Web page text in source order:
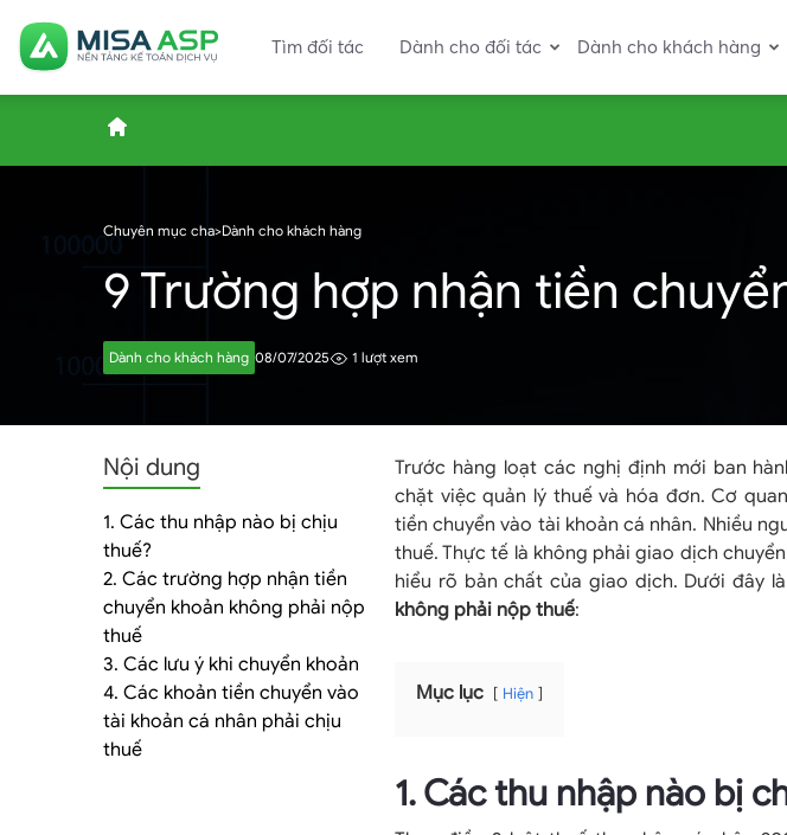
Tìm đối tác Dành cho đối tác Dành cho khách hàng
Chuyên mục cha>Dành cho khách hàng
9 Trường hợp nhận tiền
Dành cho khách hàng 08/07/2025 1 lượt xem
Nội dung
1. Các thu nhập nào bị chịu
thuế?
2. Các trường hợp nhận tiền
chuyển khoản không phải nộp
thuế
3. Các lưu ý khi chuyển khoản
4. Các khoản tiền chuyển vào
tài khoản cá nhân phải chịu
thuế
Trước hàng loạt các nghị định mới ban
chặt việc quản lý thuế và hóa đơn. Cơ
tiền chuyển vào tài khoản cá nhân. Nhiều
thuế. Thực tế là không phải giao dịch
hiểu rõ bản chất của giao dịch. Dưới đây là
không phải nộp thuế:
Mục lục Hiện
1. Các thu nhập nào bị